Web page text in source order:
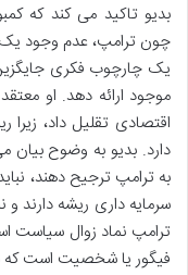
بدیو تاکید می کند که
چون ترامپ، عدم وجود یک
یک چارچوب فکری
موجود ارائه دهد. او
اقتصادی تقلیل داد،
دارد. بدیو به وضوح بیان
به ترامپ ترجیح دهند،
سرمایه داری ریشه دارند
ترامپ نماد زوال سیاست
فیگور یا شخصیت است که